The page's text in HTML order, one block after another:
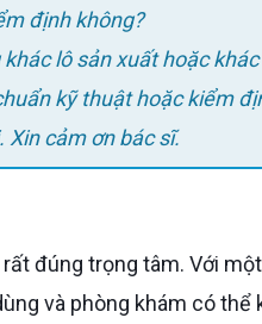
định không?
kỹ thuật hoặc kiểm
Xin cảm ơn bác sĩ.
và phòng khám có